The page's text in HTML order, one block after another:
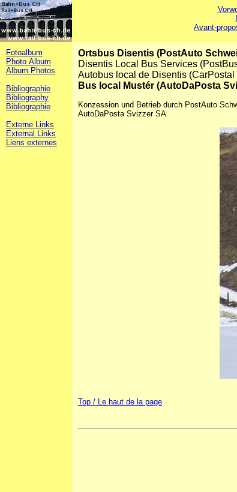
Avant-
Fotoalbum
Photo Album
Album Photos
Bibliographie
Bibliography
Bibliographie
Externe Links
External Links
Liens externes
Ortsbus Disentis (PostAuto
Disentis Local Bus Services
Autobus local de Disentis (CarPostal
Bus local Mustér (AutoDaPosta
Konzession und Betrieb durch PostAuto
AutoDaPosta Svizzer SA
Top / Le haut de la page